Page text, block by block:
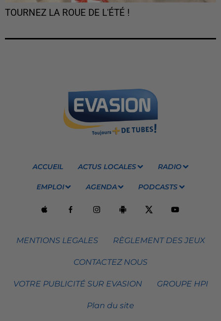
TOURNEZ LA ROUE DE L'ÉTÉ !
ACCUEIL ACTUS LOCALES RADIO
EMPLOI AGENDA PODCASTS
MENTIONS LEGALES RÈGLEMENT DES JEUX
CONTACTEZ NOUS
VOTRE PUBLICITÉ SUR EVASION GROUPE HPI
Plan du site